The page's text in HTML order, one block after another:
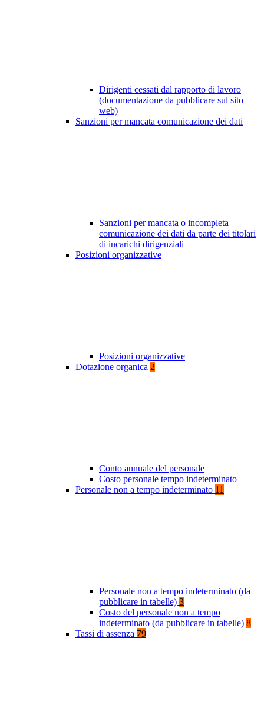
Dirigenti cessati dal rapporto di lavoro
(documentazione da pubblicare sul sito
web)
Sanzioni per mancata comunicazione dei dati
Sanzioni per mancata o incompleta
comunicazione dei dati da parte dei titolari
di incarichi dirigenziali
Posizioni organizzative
Posizioni organizzative
Dotazione organica 2
Conto annuale del personale
Costo personale tempo indeterminato
Personale non a tempo indeterminato 11
Personale non a tempo indeterminato (da
pubblicare in tabelle) 3
Costo del personale non a tempo
indeterminato (da pubblicare in tabelle) 8
Tassi di assenza 79